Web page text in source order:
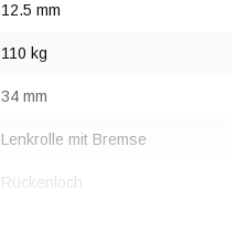
12.5 mm
110 kg
34 mm
Lenkrolle mit Bremse
Rückenloch